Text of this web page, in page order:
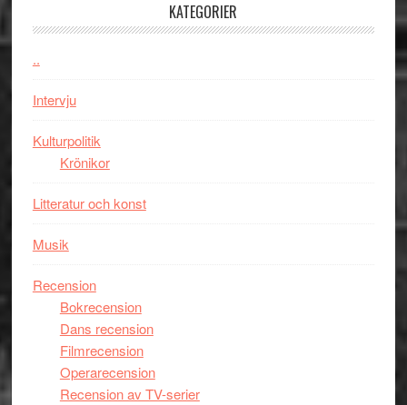
kan
KATEGORIER
..
Intervju
Kulturpolitik
Krönikor
Litteratur och konst
Musik
Recension
Bokrecension
Dans recension
Filmrecension
Operarecension
Recension av TV-serier